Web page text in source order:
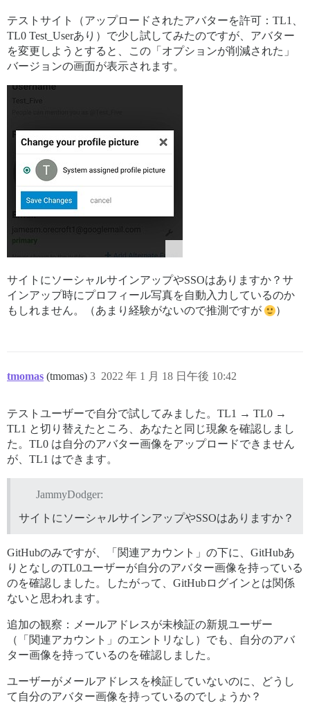
テストサイト（アップロードされたアバターを許可：TL1、
TL0 Test_Userあり）で少し試してみたのですが、アバター
を変更しようとすると、この「オプションが削減された」
バージョンの画面が表示されます。
サイトにソーシャルサインアップやSSOはありますか？サ
インアップ時にプロフィール写真を自動入力しているのか
もしれません。（あまり経験がないので推測ですが
）
tmomas (tmomas) 2022 年 1 月 18 日午後 10:42
3
テストユーザーで自分で試してみました。TL1 → TL0 →
TL1 と切り替えたところ、あなたと同じ現象を確認しまし
た。TL0 は自分のアバター画像をアップロードできません
が、TL1 はできます。
JammyDodger:
サイトにソーシャルサインアップやSSOはありますか？
GitHubのみですが、「関連アカウント」の下に、GitHubあ
りとなしのTL0ユーザーが自分のアバター画像を持っている
のを確認しました。したがって、GitHubログインとは関係
ないと思われます。
追加の観察：メールアドレスが未検証の新規ユーザー
（「関連アカウント」のエントリなし）でも、自分のアバ
ター画像を持っているのを確認しました。
ユーザーがメールアドレスを検証していないのに、どうし
て自分のアバター画像を持っているのでしょうか？